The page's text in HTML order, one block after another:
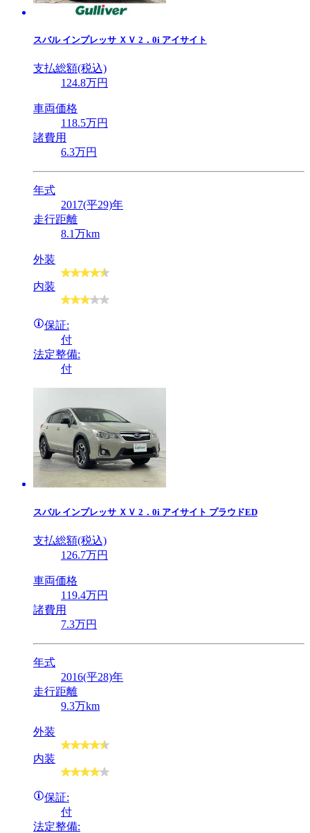
スバル インプレッサ ＸＶ 2．0i アイサイト
支払総額(税込)
124.8万円
車両価格
118.5万円
諸費用
6.3万円
年式
2017(平29)年
走行距離
8.1万km
外装
内装
保証:
付
法定整備:
付
スバル インプレッサ ＸＶ 2．0i アイサイト プラウドED
支払総額(税込)
126.7万円
車両価格
119.4万円
諸費用
7.3万円
年式
2016(平28)年
走行距離
9.3万km
外装
内装
保証:
付
法定整備: